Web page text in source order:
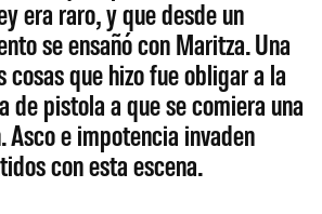
era raro, y que desde un
se ensañó con Maritza. Una
cosas que hizo fue obligar a la
de pistola a que se comiera una
Asco e impotencia invaden
con esta escena.